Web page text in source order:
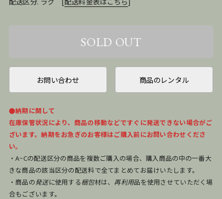
お問い合わせ 商品のレンタル
●納期に関して
在庫保管状況により、商品の移動などですぐに発送できない場合がご
ざいます。納期をお急ぎのお客様はご購入前にお問い合わせくださ
い。
・A~Cの配送区分の商品を複数ご購入の場合、購入商品の中の一番大
きな商品の該当区分の配送料で全てまとめてお届けいたします。
・商品の発送に使用する梱包材は、 再利用品を使用させていただく場
合もございます。